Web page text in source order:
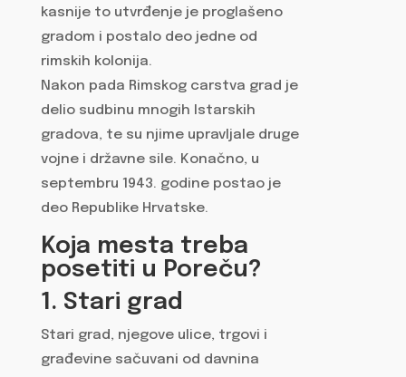
kasnije to utvrđenje je proglašeno
gradom i postalo deo jedne od
rimskih kolonija.
Nakon pada Rimskog carstva grad je
delio sudbinu mnogih Istarskih
gradova, te su njime upravljale druge
vojne i državne sile. Konačno, u
septembru 1943. godine postao je
deo Republike Hrvatske.
Koja mesta treba
posetiti u Poreču?
1. Stari grad
Stari grad, njegove ulice, trgovi i
građevine sačuvani od davnina